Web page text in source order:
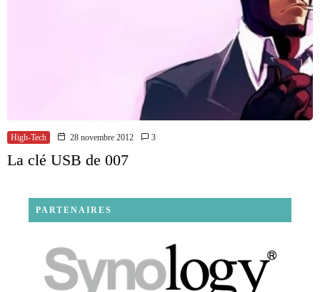
High-Tech 28 novembre 2012 3
La clé USB de 007
PARTENAIRES